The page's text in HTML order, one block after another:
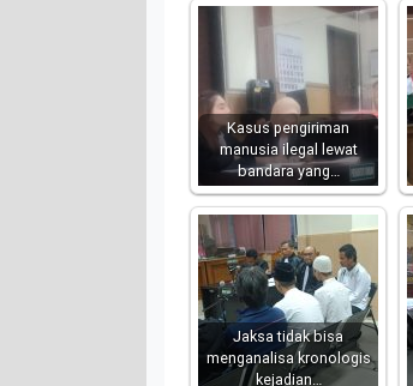
Kasus pengiriman
manusia ilegal lewat
bandara yang…
Jaksa tidak bisa
menganalisa kronologis
kejadian…